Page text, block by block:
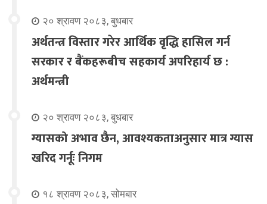
२० श्रावण २०८३, बुधबार
अर्थतन्त्र विस्तार गरेर आर्थिक वृद्धि हासिल गर्न
सरकार र बैंकहरूबीच सहकार्य अपरिहार्य छ :
अर्थमन्त्री
२० श्रावण २०८३, बुधबार
ग्यासको अभाव छैन, आवश्यकताअनुसार मात्र ग्यास
खरिद गर्नूः निगम
१८ श्रावण २०८३, सोमबार